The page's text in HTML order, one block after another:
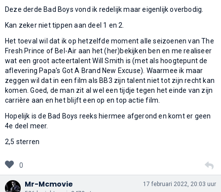
Deze derde Bad Boys vond ik redelijk maar eigenlijk overbodig.
Kan zeker niet tippen aan deel 1 en 2.
Het toeval wil dat ik op hetzelfde moment alle seizoenen van The
Fresh Prince of Bel-Air aan het (her)bekijken ben en me realiseer
wat een groot acteertalent Will Smith is (met als hoogtepunt de
aflevering Papa's Got A Brand New Excuse). Waarmee ik maar
zeggen wil dat in een film als BB3 zijn talent niet tot zijn recht kan
komen. Goed, de man zit al wel een tijdje tegen het einde van zijn
carrière aan en het blijft een op en top actie film.
Hopelijk is de Bad Boys reeks hiermee afgerond en komt er geen
4e deel meer.
2,5 sterren
0
Mr-Mcmovie 17 februari 2022, 20:03 uur